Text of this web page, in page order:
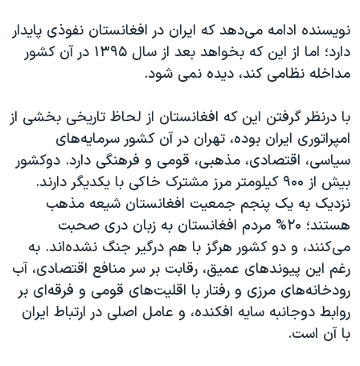
نویسنده ادامه می‌دهد که ایران در افغانستان نفوذی پایدار
دارد؛ اما از این که بخواهد بعد از سال ۱۳۹۵ در آن کشور
مداخله نظامی کند، دیده نمی شود.
با درنظر گرفتن این که افغانستان از لحاظ تاریخی بخشی از
امپراتوری ایران بوده، تهران در آن کشور سرمایه‌های
سیاسی، اقتصادی، مذهبی، قومی و فرهنگی دارد. دوکشور
بیش از ۹۰۰ کیلومتر مرز مشترک خاکی با یکدیگر دارند.
نزدیک به یک پنجم جمعیت افغانستان شیعه مذهب
هستند؛ ۲۰% مردم افغانستان به زبان دری صحبت
می‌کنند، و دو کشور هرگز با هم درگیر جنگ نشده‌اند. به
رغم این پیوندهای عمیق، رقابت بر سر منافع اقتصادی، آب
رودخانه‌های مرزی و رفتار با اقلیت‌های قومی و فرقه‌ای بر
روابط دوجانبه سایه افکنده، و عامل اصلی در ارتباط ایران
با آن است.